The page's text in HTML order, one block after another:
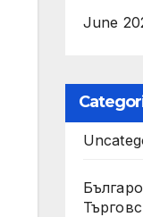
June